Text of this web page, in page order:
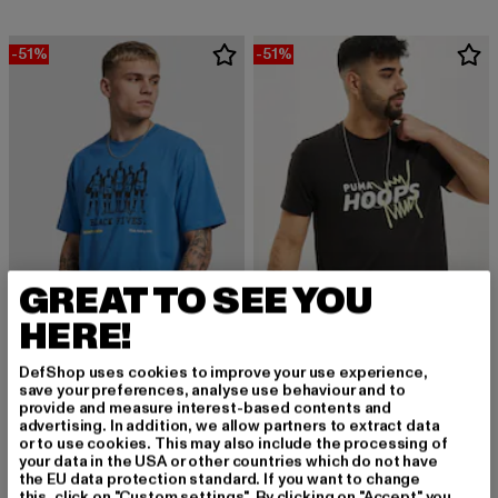
-51%
PUMA
In Black Fives
22,05 EUR
Derzeitiger Preis: 22,05 EUR
44,99 EURAktionspreis: 44,99 EUR
-51%
PUMA
BP 2
17,15 EUR
Derzeitiger Preis: 17,15 EUR
34,99 EURAktionspreis:
GREAT TO SEE YOU
HERE!
DefShop uses cookies to improve your use experience,
save your preferences, analyse use behaviour and to
provide and measure interest-based contents and
advertising. In addition, we allow partners to extract data
or to use cookies. This may also include the processing of
your data in the USA or other countries which do not have
the EU data protection standard. If you want to change